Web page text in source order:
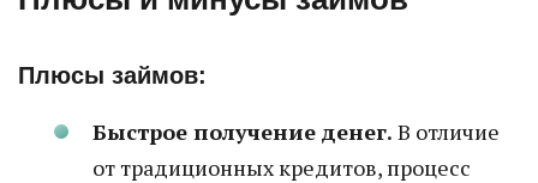
Плюсы займов:
Быстрое получение денег. В отличие
от традиционных кредитов, процесс